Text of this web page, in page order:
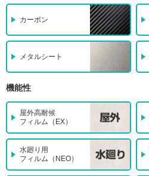
カーボン
メタルシート
機能性
屋外高耐候
フィルム（EX）
水廻り用
フィルム（NEO）